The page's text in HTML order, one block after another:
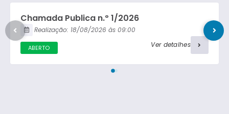
Portaria
Chamada Publica n.º 1/2026
ABERTO
Realização: 18/08/2026
09:00
Ver detalhes